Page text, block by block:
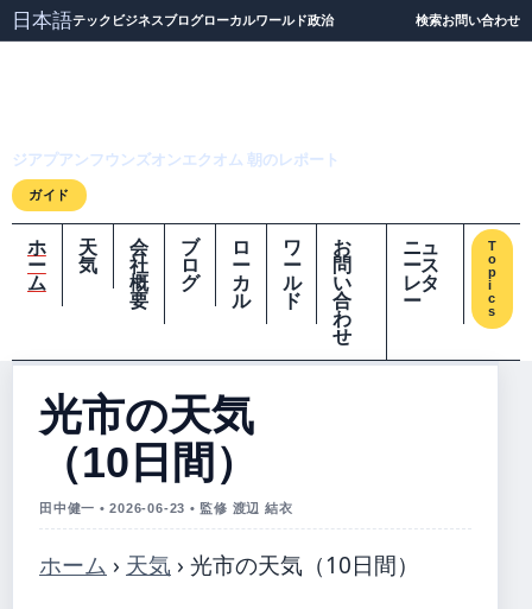
日本語テック ビジネスブログローカルワールド政治 検索お問い合わせ
ジアプアンフウンズオンエクオム 朝のレポート
ガイド
ホ
ー
ム
天
気
会
社
概
要
ブ
ロ
グ
ロ
ー
カ
ル
ワ
ー
ル
ド
お
問
い
合
わ
せ
ニュ
ース
レタ
ー
T
o
p
i
c
s
光市の天気
（10日間）
田中健一 • 2026-06-23 • 監修 渡辺 結衣
ホーム › 天気 › 光市の天気（10日間）